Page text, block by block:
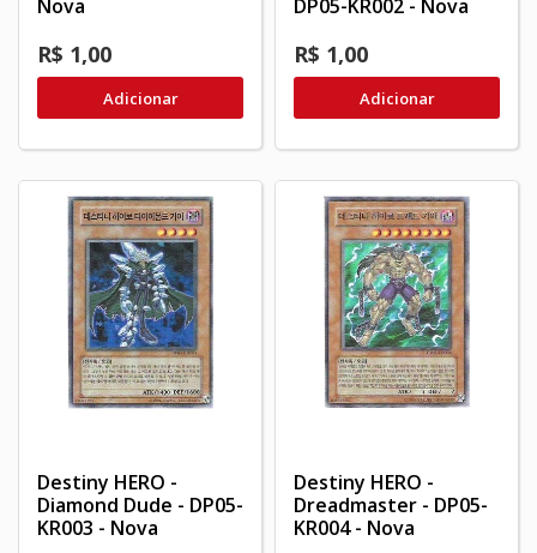
Nova
R$ 1,00
Adicionar
DP05-KR002 - Nova
R$ 1,00
Adicionar
Destiny HERO -
Diamond Dude - DP05-
KR003 - Nova
Destiny HERO -
Dreadmaster - DP05-
KR004 - Nova